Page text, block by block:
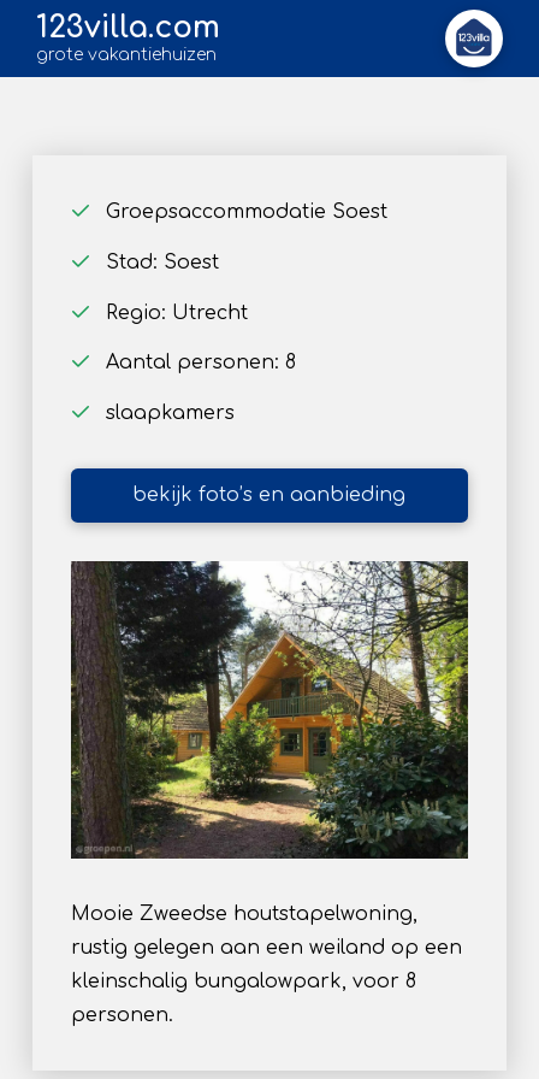
123villa.com
grote vakantiehuizen
Groepsaccommodatie Soest
Stad: Soest
Regio: Utrecht
Aantal personen: 8
slaapkamers
bekijk foto’s en aanbieding
Mooie Zweedse houtstapelwoning,
rustig gelegen aan een weiland op een
kleinschalig bungalowpark, voor 8
personen.